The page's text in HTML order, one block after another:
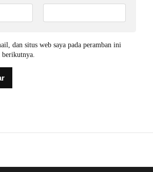
dan situs web saya pada peramban ini
berikutnya.